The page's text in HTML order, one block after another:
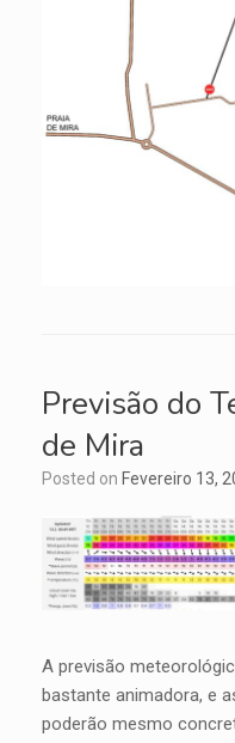
Previsão do
de Mira
Posted on Fevereiro 13,
A previsão
bastante animadora, e
poderão mesmo